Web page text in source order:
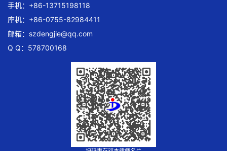
手机：+86-13715198118
座机：+86-0755-82984411
邮箱： szdengjie@qq.com
Q Q：578700168